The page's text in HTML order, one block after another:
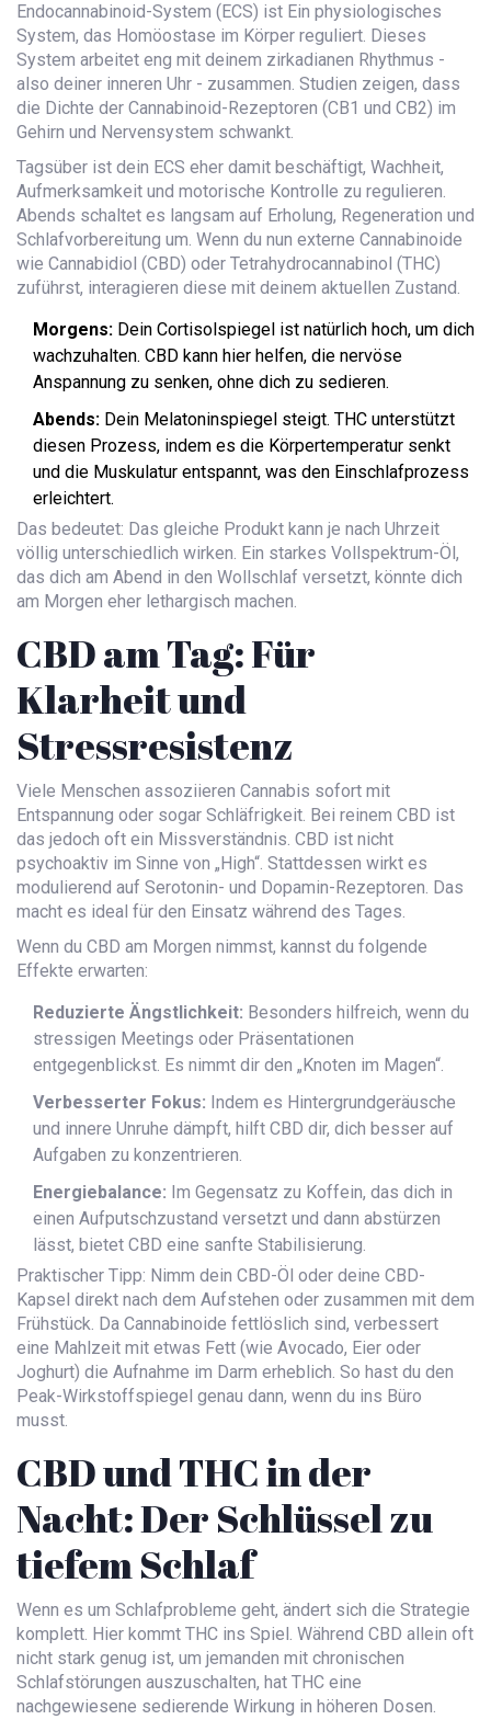
Endocannabinoid-System (ECS) ist Ein physiologisches
System, das Homöostase im Körper reguliert. Dieses
System arbeitet eng mit deinem zirkadianen Rhythmus -
also deiner inneren Uhr - zusammen. Studien zeigen, dass
die Dichte der Cannabinoid-Rezeptoren (CB1 und CB2) im
Gehirn und Nervensystem schwankt.
Tagsüber ist dein ECS eher damit beschäftigt, Wachheit,
Aufmerksamkeit und motorische Kontrolle zu regulieren.
Abends schaltet es langsam auf Erholung, Regeneration und
Schlafvorbereitung um. Wenn du nun externe Cannabinoide
wie Cannabidiol (CBD) oder Tetrahydrocannabinol (THC)
zuführst, interagieren diese mit deinem aktuellen Zustand.
Morgens: Dein Cortisolspiegel ist natürlich hoch, um dich
wachzuhalten. CBD kann hier helfen, die nervöse
Anspannung zu senken, ohne dich zu sedieren.
Abends: Dein Melatoninspiegel steigt. THC unterstützt
diesen Prozess, indem es die Körpertemperatur senkt
und die Muskulatur entspannt, was den Einschlafprozess
erleichtert.
Das bedeutet: Das gleiche Produkt kann je nach Uhrzeit
völlig unterschiedlich wirken. Ein starkes Vollspektrum-Öl,
das dich am Abend in den Wollschlaf versetzt, könnte dich
am Morgen eher lethargisch machen.
CBD am Tag: Für
Klarheit und
Stressresistenz
Viele Menschen assoziieren Cannabis sofort mit
Entspannung oder sogar Schläfrigkeit. Bei reinem CBD ist
das jedoch oft ein Missverständnis. CBD ist nicht
psychoaktiv im Sinne von „High“. Stattdessen wirkt es
modulierend auf Serotonin- und Dopamin-Rezeptoren. Das
macht es ideal für den Einsatz während des Tages.
Wenn du CBD am Morgen nimmst, kannst du folgende
Effekte erwarten:
Reduzierte Ängstlichkeit: Besonders hilfreich, wenn du
stressigen Meetings oder Präsentationen
entgegenblickst. Es nimmt dir den „Knoten im Magen“.
Verbesserter Fokus: Indem es Hintergrundgeräusche
und innere Unruhe dämpft, hilft CBD dir, dich besser auf
Aufgaben zu konzentrieren.
Energiebalance: Im Gegensatz zu Koffein, das dich in
einen Aufputschzustand versetzt und dann abstürzen
lässt, bietet CBD eine sanfte Stabilisierung.
Praktischer Tipp: Nimm dein CBD-Öl oder deine CBD-
Kapsel direkt nach dem Aufstehen oder zusammen mit dem
Frühstück. Da Cannabinoide fettlöslich sind, verbessert
eine Mahlzeit mit etwas Fett (wie Avocado, Eier oder
Joghurt) die Aufnahme im Darm erheblich. So hast du den
Peak-Wirkstoffspiegel genau dann, wenn du ins Büro
musst.
CBD und THC in der
Nacht: Der Schlüssel zu
tiefem Schlaf
Wenn es um Schlafprobleme geht, ändert sich die Strategie
komplett. Hier kommt THC ins Spiel. Während CBD allein oft
nicht stark genug ist, um jemanden mit chronischen
Schlafstörungen auszuschalten, hat THC eine
nachgewiesene sedierende Wirkung in höheren Dosen.